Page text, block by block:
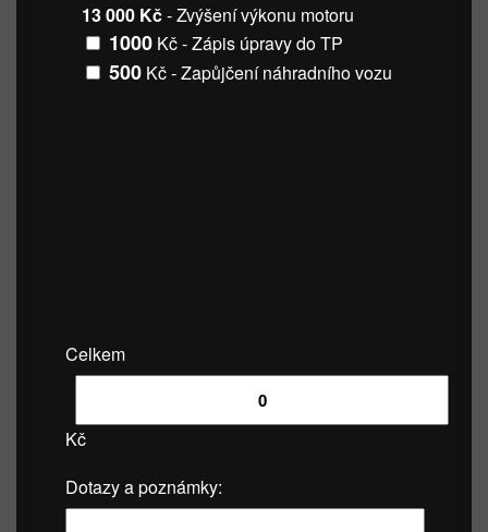
13 000 Kč- Zvýšení výkonu motoru
1000 Kč - Zápis úpravy do TP
500 Kč - Zapůjčení náhradního vozu
Celkem
Kč
Dotazy a poznámky: